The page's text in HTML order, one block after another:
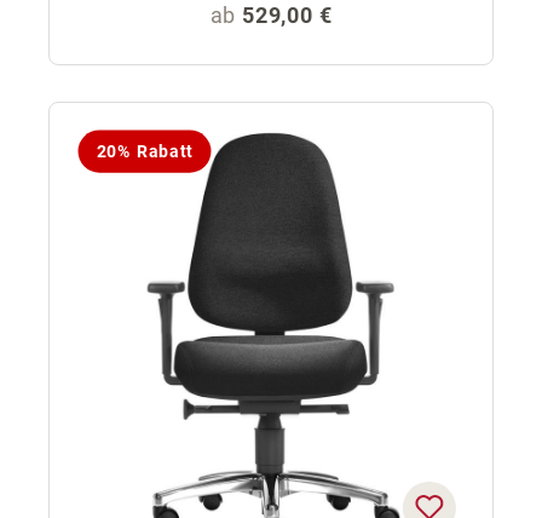
Regulärer Preis:
ab 529,00 €
20% Rabatt